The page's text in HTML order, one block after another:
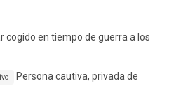
cogido en tiempo de guerra a los
Persona cautiva, privada de